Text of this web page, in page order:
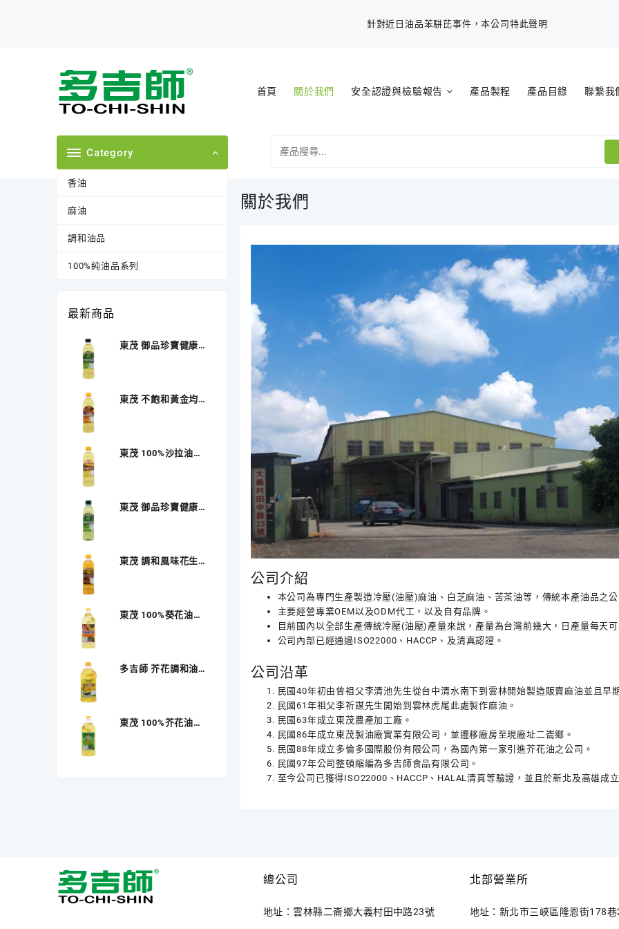
針對近日油品苯駢芘事件，本公司特此聲明
首頁 關於我們 安全認證與檢驗報告 產品製程 產品目錄 聯繫我
Category
香油
麻油
調和油品
100%純油品系列
關於我們
公司介紹
本公司為專門生產製造冷壓(油壓)麻油、白芝麻油、苦茶油等，傳統本產油品之
主要經營專業OEM以及ODM代工，以及自有品牌。
目前國內以全部生產傳統冷壓(油壓)產量來說，產量為台灣前幾大，日產量每天
公司內部已經通過ISO22000、HACCP、及清真認證。
公司沿革
民國40年初由曾祖父李清池先生從台中清水南下到雲林開始製造販賣麻油並且早
民國61年祖父李祈謀先生開始到雲林虎尾此處製作麻油。
民國63年成立東茂農產加工廠。
民國86年成立東茂製油廠實業有限公司，並遷移廠房至現廠址二崙鄉。
民國88年成立多倫多國際股份有限公司，為國內第一家引進芥花油之公司。
民國97年公司整頓縮編為多吉師食品有限公司。
至今公司已獲得ISO22000、HACCP、HALAL清真等驗證，並且於新北及高雄成
最新商品
東茂 御品珍寶健康調
東茂 不飽和黃金均衡
東茂 100%沙拉油
東茂 御品珍寶健康調
東茂 調和風味花生油
東茂 100%葵花油
多吉師 芥花調和油
東茂 100%芥花油
總公司
地址：雲林縣二崙鄉大義村田中路23號
北部營業所
地址：新北市三峽區隆恩街178